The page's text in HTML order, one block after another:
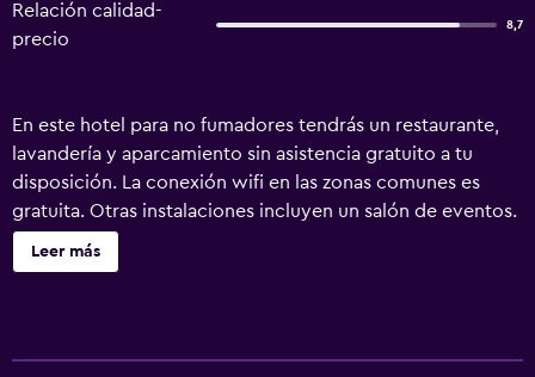
Relación calidad-
precio
8,7
En este hotel para no fumadores tendrás un restaurante,
lavandería y aparcamiento sin asistencia gratuito a tu
disposición. La conexión wifi en las zonas comunes es
gratuita. Otras instalaciones incluyen un salón de eventos.
Se ofrece un servicio de limpieza a petición. Hotel Zum
großen Krug ofrece 21 alojamientos con secador de pelo.
Leer más